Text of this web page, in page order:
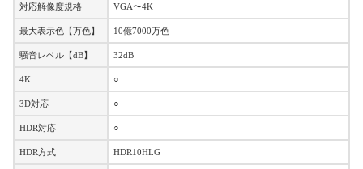
対応解像度規格 VGA〜4K
最大表示色【万色】 10億7000万色
騒音レベル【dB】 32dB
4K ○
3D対応 ○
HDR対応 ○
HDR方式 HDR10HLG